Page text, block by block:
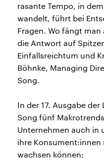
rasante Tempo, in
wandelt, führt bei
Fragen. Wo fängt
die Antwort auf
Einfallsreichtum und
Böhnke, Managing
Song.
In der 17. Ausgabe
Song fünf
Unternehmen auch in
ihre
wachsen können: